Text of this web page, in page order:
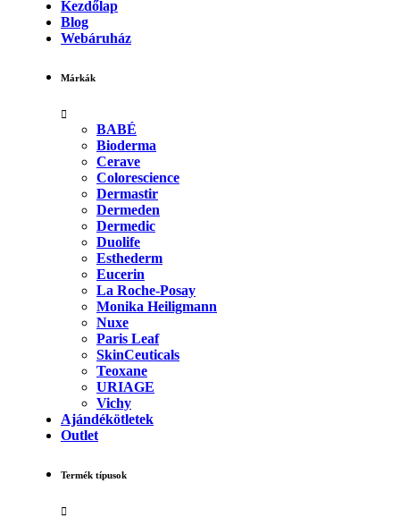
Kezdőlap
Blog
Webáruház
Márkák
BABÉ
Bioderma
Cerave
Colorescience
Dermastir
Dermeden
Dermedic
Duolife
Esthederm
Eucerin
La Roche-Posay
Monika Heiligmann
Nuxe
Paris Leaf
SkinCeuticals
Teoxane
URIAGE
Vichy
Ajándékötletek
Outlet
Termék típusok